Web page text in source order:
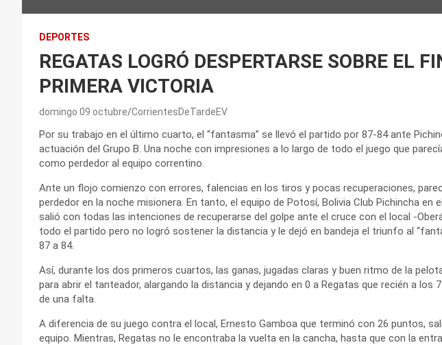
DEPORTES
REGATAS LOGRÓ DESPERTARSE SOBRE EL
PRIMERA VICTORIA
domingo 09 octubre CorrientesDeTardeEV
Por su trabajo en el último cuarto, el “fantasma” se llevó el partido por 87-84 ante
actuación del Grupo B. Una noche con impresiones a lo largo de todo el juego que
como perdedor al equipo correntino.
Ante un flojo comienzo con errores, falencias en los tiros y pocas recuperaciones,
perdedor en la noche misionera. En tanto, el equipo de Potosí, Bolivia Club Pichincha en
salió con todas las intenciones de recuperarse del golpe ante el cruce con el local -
todo el partido pero no logró sostener la distancia y le dejó en bandeja el triunfo al
87 a 84.
Así, durante los dos primeros cuartos, las ganas, jugadas claras y buen ritmo de la
para abrir el tanteador, alargando la distancia y dejando en 0 a Regatas que recién a los
de una falta.
A diferencia de su juego contra el local, Ernesto Gamboa que terminó con 26 puntos,
equipo. Mientras, Regatas no le encontraba la vuelta en la cancha, hasta que con la